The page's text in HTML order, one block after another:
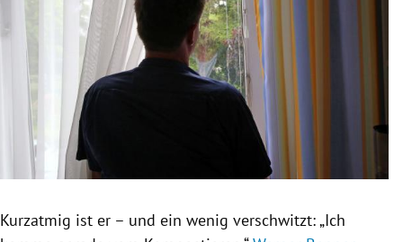
Untermenü
Untermenü
Untermenü
Untermenü
Untermenü
Kurzatmig ist er – und ein wenig verschwitzt: „Ich